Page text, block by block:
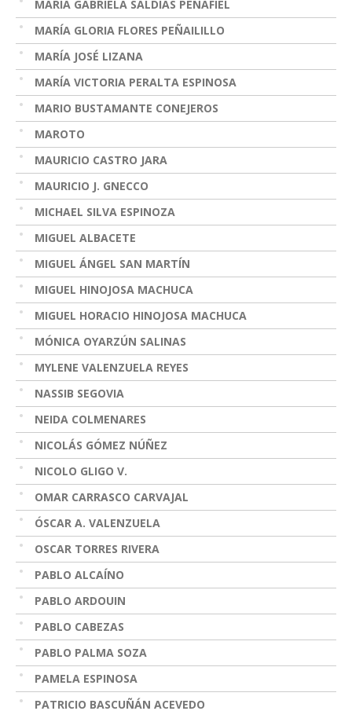
MARÍA GABRIELA SALDÍAS PEÑAFIEL
MARÍA GLORIA FLORES PEÑAILILLO
MARÍA JOSÉ LIZANA
MARÍA VICTORIA PERALTA ESPINOSA
MARIO BUSTAMANTE CONEJEROS
MAROTO
MAURICIO CASTRO JARA
MAURICIO J. GNECCO
MICHAEL SILVA ESPINOZA
MIGUEL ALBACETE
MIGUEL ÁNGEL SAN MARTÍN
MIGUEL HINOJOSA MACHUCA
MIGUEL HORACIO HINOJOSA MACHUCA
MÓNICA OYARZÚN SALINAS
MYLENE VALENZUELA REYES
NASSIB SEGOVIA
NEIDA COLMENARES
NICOLÁS GÓMEZ NÚÑEZ
NICOLO GLIGO V.
OMAR CARRASCO CARVAJAL
ÓSCAR A. VALENZUELA
OSCAR TORRES RIVERA
PABLO ALCAÍNO
PABLO ARDOUIN
PABLO CABEZAS
PABLO PALMA SOZA
PAMELA ESPINOSA
PATRICIO BASCUÑÁN ACEVEDO